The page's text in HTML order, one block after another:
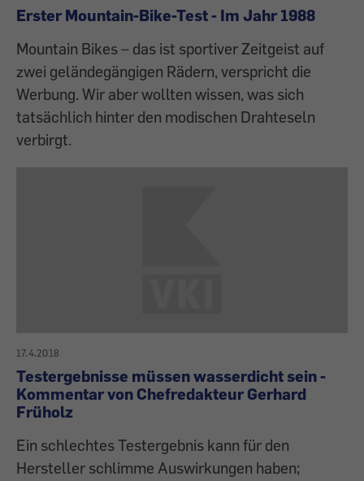
Erster Mountain-Bike-Test - Im Jahr 1988
Mountain Bikes – das ist sportiver Zeitgeist auf
zwei geländegängigen Rädern, verspricht die
Werbung. Wir aber wollten wissen, was sich
tatsächlich hinter den modischen Drahteseln
verbirgt.
17.4.2018
Testergebnisse müssen wasserdicht sein -
Kommentar von Chefredakteur Gerhard
Früholz
Ein schlechtes Testergebnis kann für den
Hersteller schlimme Auswirkungen haben;